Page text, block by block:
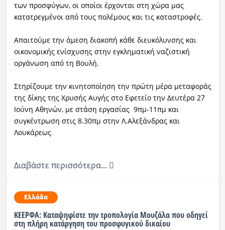
των προσφύγων, οι οποίοι έρχονται στη χώρα μας
κατατρεγμένοι από τους πολέμους και τις καταστροφές.
Απαιτούμε την άμεση διακοπή κάθε διευκόλυνσης και
οικονομικής ενίσχυσης στην εγκληματική ναζιστική
οργάνωση από τη Βουλή.
Στηρίζουμε την κινητοποίηση την πρώτη μέρα μεταφοράς
της δίκης της Χρυσής Αυγής στο Εφετείο την Δευτέρα 27
Ιούνη Αθηνών, με στάση εργασίας 9πμ-11πμ και
συγκέντρωση στις 8.30πμ στην Λ.Αλεξάνδρας και
Λουκάρεως
Διαβάστε περισσότερα...
Ελλάδα
ΚΕΕΡΦΑ: Καταψηφίστε την τροπολογία Μουζάλα που οδηγεί
στη πλήρη κατάργηση του προσφυγικού δικαίου